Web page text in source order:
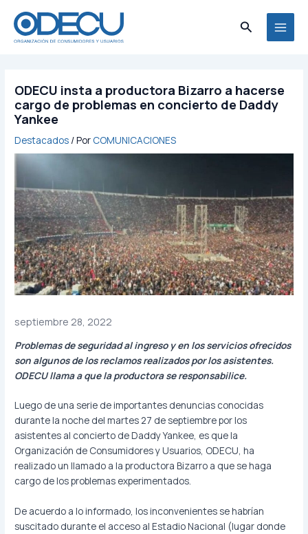
contenido
Buscar
ODECU insta a productora Bizarro a hacerse
cargo de problemas en concierto de Daddy
Yankee
Destacados / Por COMUNICACIONES
septiembre 28, 2022
Problemas de seguridad al ingreso y en los servicios ofrecidos
son algunos de los reclamos realizados por los asistentes.
ODECU llama a que la productora se responsabilice.
Luego de una serie de importantes denuncias conocidas
durante la noche del martes 27 de septiembre por los
asistentes al concierto de Daddy Yankee, es que la
Organización de Consumidores y Usuarios, ODECU, ha
realizado un llamado a la productora Bizarro a que se haga
cargo de los problemas experimentados.
De acuerdo a lo informado, los inconvenientes se habrían
suscitado durante el acceso al Estadio Nacional (lugar donde